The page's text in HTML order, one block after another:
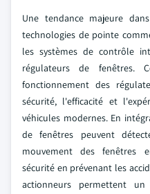
Une tendance majeure
technologies de pointe
les systèmes de contrôle
régulateurs de fenêtres.
fonctionnement des
sécurité, l'efficacité et
véhicules modernes. En
de fenêtres peuvent
mouvement des fenêtres
sécurité en prévenant les
actionneurs permettent